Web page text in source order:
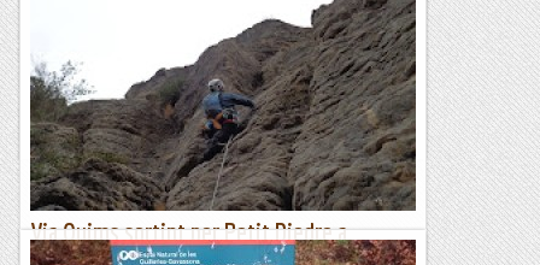
Font-romeu i santa maria de bell-lloc
Seguim amb un febrer sec, amb poca pluja i poques
nevades. Un gran misteri, més enllà dels canons de neu, és
com s'ho fa Font-Romeu per tenir neu a pistes orientades a...
Relats de muntanya
Via Quims sortint per Petit Diedre a